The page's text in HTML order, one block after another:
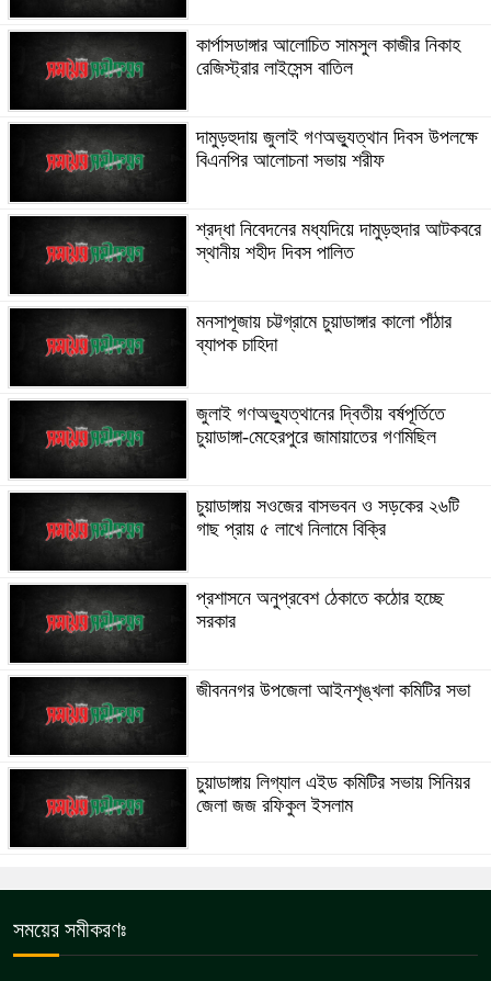
কার্পাসডাঙ্গার আলোচিত সামসুল কাজীর নিকাহ
রেজিস্ট্রার লাইসেন্স বাতিল
দামুড়হুদায় জুলাই গণঅভ্যুত্থান দিবস উপলক্ষে
বিএনপির আলোচনা সভায় শরীফ
শ্রদ্ধা নিবেদনের মধ্যদিয়ে দামুড়হুদার আটকবরে
স্থানীয় শহীদ দিবস পালিত
মনসাপূজায় চট্টগ্রামে চুয়াডাঙ্গার কালো পাঁঠার
ব্যাপক চাহিদা
জুলাই গণঅভ্যুত্থানের দ্বিতীয় বর্ষপূর্তিতে
চুয়াডাঙ্গা-মেহেরপুরে জামায়াতের গণমিছিল
চুয়াডাঙ্গায় সওজের বাসভবন ও সড়কের ২৬টি
গাছ প্রায় ৫ লাখে নিলামে বিক্রি
প্রশাসনে অনুপ্রবেশ ঠেকাতে কঠোর হচ্ছে
সরকার
জীবননগর উপজেলা আইনশৃঙ্খলা কমিটির সভা
চুয়াডাঙ্গায় লিগ্যাল এইড কমিটির সভায় সিনিয়র
জেলা জজ রফিকুল ইসলাম
সময়ের সমীকরণঃ